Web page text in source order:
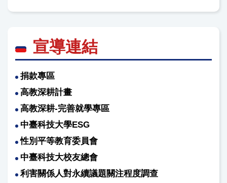
宣導連結
捐款專區
高教深耕計畫
高教深耕-完善就學專區
中臺科技大學ESG
性別平等教育委員會
中臺科技大校友總會
利害關係人對永續議題關注程度調查